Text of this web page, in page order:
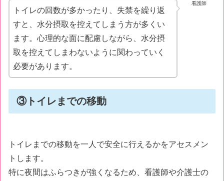
看護師
トイレの回数が多かったり、失禁を繰り返
すと、水分摂取を控えてしまう方が多くい
ます。心理的な面に配慮しながら、水分摂
取を控えてしまわないように関わっていく
必要があります。
③トイレまでの移動
トイレまでの移動を一人で安全に行えるかをアセスメン
トします。
特に夜間はふらつきが強くなるため、看護師や介護士の